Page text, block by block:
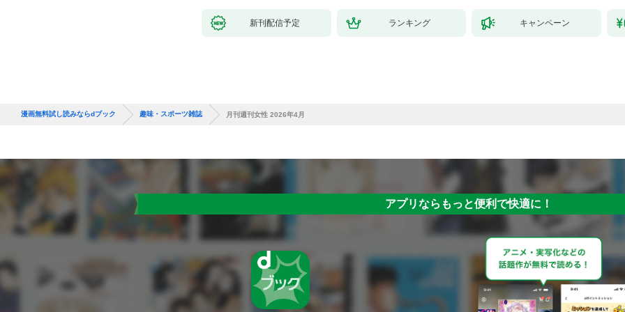
新刊配信予定 ランキング キャンペーン
漫画無料試し読みならdブック 趣味・スポーツ雑誌 月刊週刊女性 2026年4月
アプリならもっと便利で快適に！